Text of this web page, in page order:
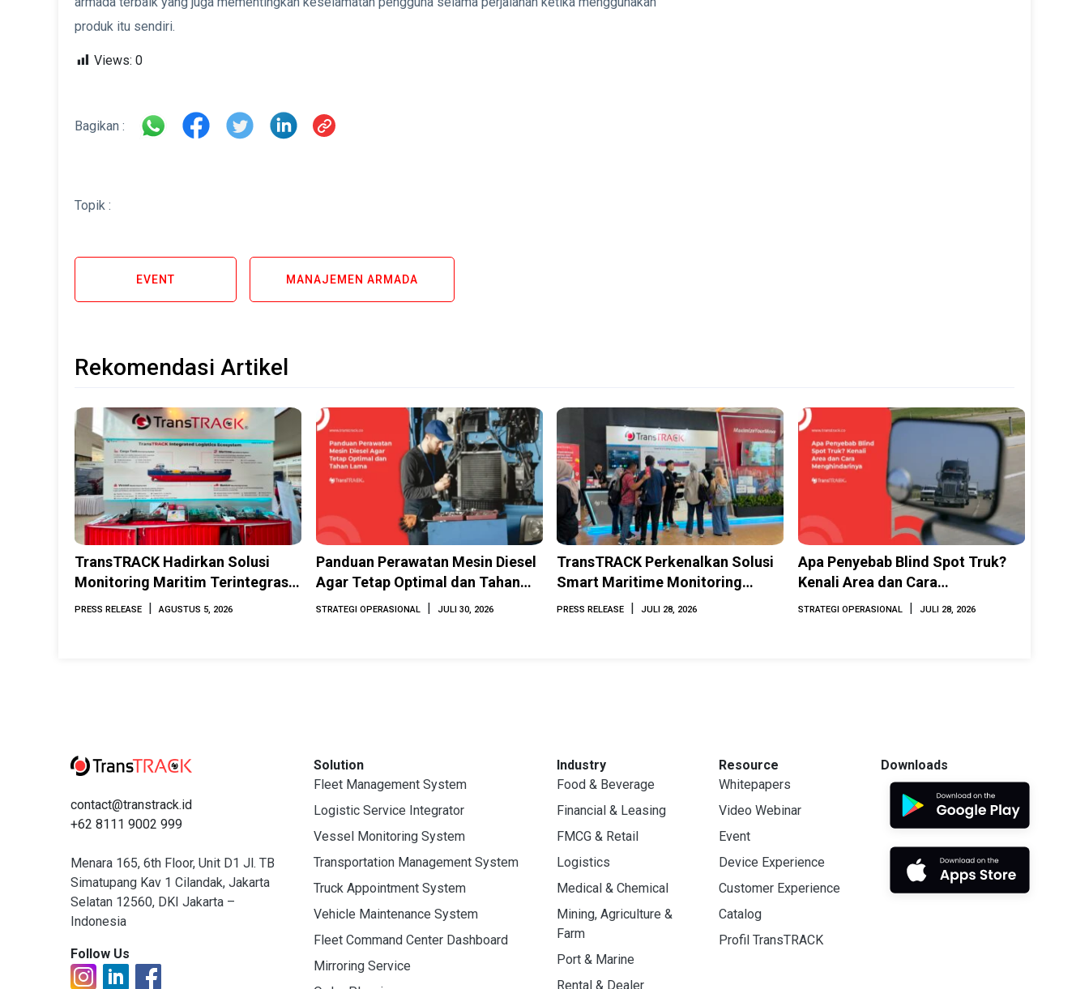
produk itu sendiri.
Views: 0
Bagikan :
Topik :
EVENT MANAJEMEN ARMADA
Rekomendasi Artikel
TransTRACK Hadirkan Solusi
Monitoring Maritim Terintegrasi
Berbasis AI & IoT di Indonesia
PRESS RELEASE | AGUSTUS 5, 2026
Panduan Perawatan Mesin Diesel
Agar Tetap Optimal dan Tahan
Lama
STRATEGI OPERASIONAL | JULI 30, 2026
TransTRACK Perkenalkan Solusi
Smart Maritime Monitoring
Berbasis AI dan IoT di INAMARINE
PRESS RELEASE | JULI 28, 2026
Apa Penyebab Blind Spot Truk?
Kenali Area dan Cara
Menghindarinya
STRATEGI OPERASIONAL | JULI 28, 2026
contact@transtrack.id
+62 8111 9002 999
Menara 165, 6th Floor, Unit D1 Jl. TB
Simatupang Kav 1 Cilandak, Jakarta
Selatan 12560, DKI Jakarta –
Indonesia
Follow Us
Solution
Fleet Management System
Logistic Service Integrator
Vessel Monitoring System
Transportation Management System
Truck Appointment System
Vehicle Maintenance System
Fleet Command Center Dashboard
Mirroring Service
Industry
Food & Beverage
Financial & Leasing
FMCG & Retail
Logistics
Medical & Chemical
Mining, Agriculture &
Farm
Port & Marine
Rental & Dealer
Resource
Whitepapers
Video Webinar
Event
Device Experience
Customer Experience
Catalog
Profil TransTRACK
Downloads